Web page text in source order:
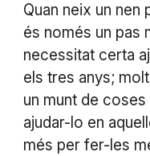
Quan neix un nen
és només un pas
necessitat certa
els tres anys;
un munt de
ajudar-lo en
més per fer-les